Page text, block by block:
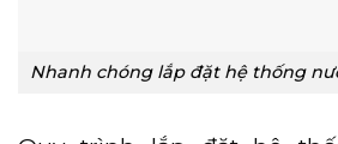
Nhanh chóng lắp đặt hệ thống